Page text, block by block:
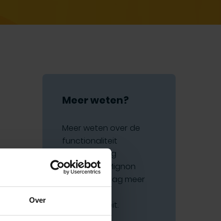
Over
Meer weten?
Meer weten over de
functionaliteit
jaarovergang
projecten? Mignon
vertelt je graag meer
functionaliteit.